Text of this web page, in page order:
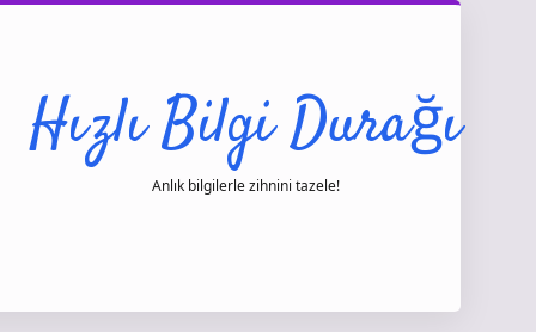
Hızlı Bilgi Durağı
Anlık bilgilerle zihnini tazele!